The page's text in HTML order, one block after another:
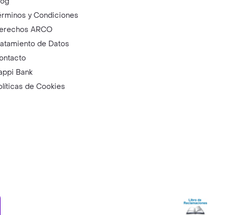
y Condiciones
ARCO
de Datos
Bank
de Cookies